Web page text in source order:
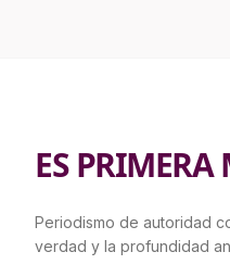
ES PRIMERA
Periodismo de autoridad
verdad y la profundidad